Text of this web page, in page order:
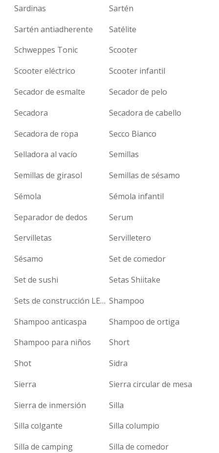
Sardinas
Sartén
Sartén antiadherente
Satélite
Schweppes Tonic
Scooter
Scooter eléctrico
Scooter infantil
Secador de esmalte
Secador de pelo
Secadora
Secadora de cabello
Secadora de ropa
Secco Bianco
Selladora al vacío
Semillas
Semillas de girasol
Semillas de sésamo
Sémola
Sémola infantil
Separador de dedos
Serum
Servilletas
Servilletero
Sésamo
Set de comedor
Set de sushi
Setas Shiitake
Sets de construcción LEGO Shampoo
Shampoo anticaspa
Shampoo de ortiga
Shampoo para niños
Short
Shot
Sidra
Sierra
Sierra circular de mesa
Sierra de inmersión
Silla
Silla colgante
Silla columpio
Silla de camping
Silla de comedor